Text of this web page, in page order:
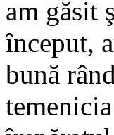
am găsit
început,
bună